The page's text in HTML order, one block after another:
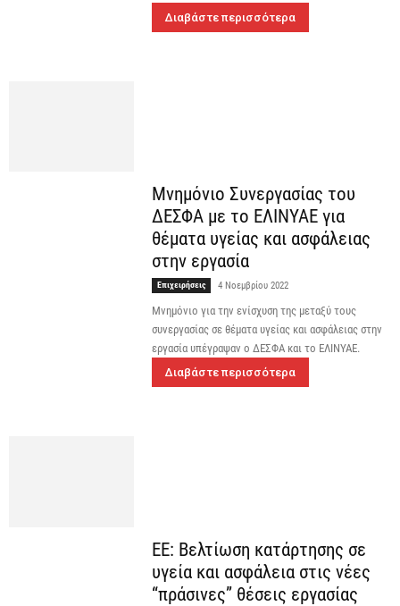
Διαβάστε περισσότερα
Μνημόνιο Συνεργασίας του
ΔΕΣΦΑ με το ΕΛΙΝΥΑΕ για
θέματα υγείας και ασφάλειας
στην εργασία
Επιχειρήσεις 4 Νοεμβρίου 2022
Μνημόνιο για την ενίσχυση της μεταξύ τους
συνεργασίας σε θέματα υγείας και ασφάλειας στην
εργασία υπέγραψαν ο ΔΕΣΦΑ και το ΕΛΙΝΥΑΕ.
Διαβάστε περισσότερα
ΕΕ: Βελτίωση κατάρτησης σε
υγεία και ασφάλεια στις νέες
“πράσινες” θέσεις εργασίας